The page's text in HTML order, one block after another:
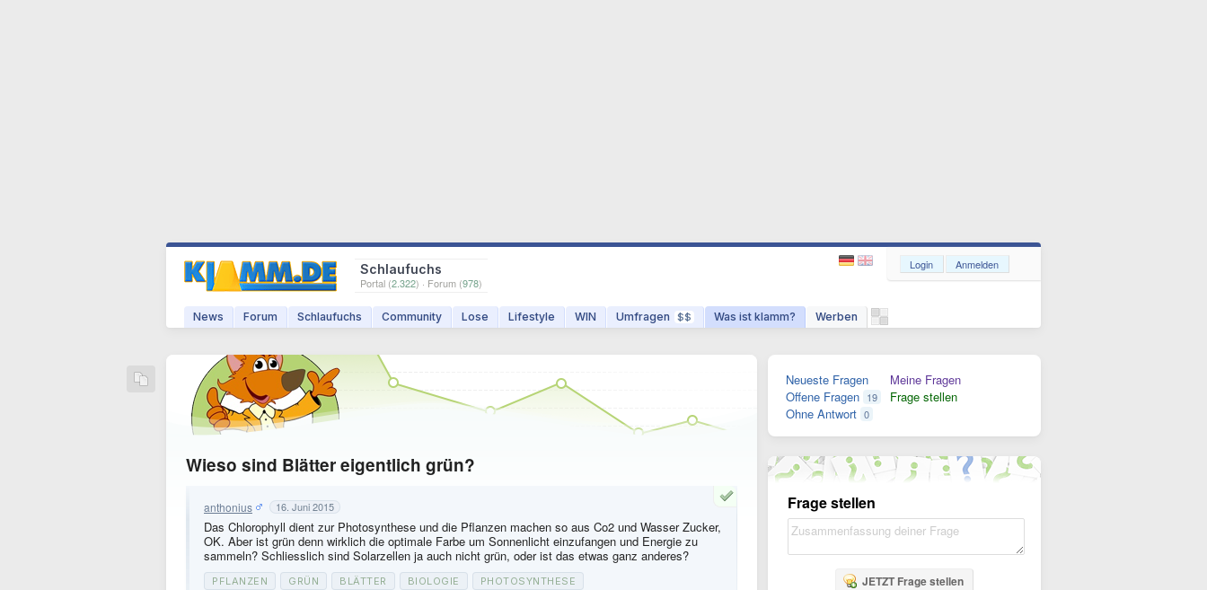
Schlaufuchs
Portal (2.322) · Forum (978)
News Forum Schlaufuchs Community Lose Lifestyle WIN Umfragen $$ Was ist klamm? Werben
Login Anmelden
Wieso sind Blätter eigentlich grün?
anthonius 16. Juni 2015
Das Chlorophyll dient zur Photosynthese und die Pflanzen machen so aus Co2 und Wasser Zucker,
OK. Aber ist grün denn wirklich die optimale Farbe um Sonnenlicht einzufangen und Energie zu
sammeln? Schliesslich sind Solarzellen ja auch nicht grün, oder ist das etwas ganz anderes?
PFLANZEN GRÜN BLÄTTER BIOLOGIE PHOTOSYNTHESE
Neueste Fragen
Offene Fragen 19
Ohne Antwort 0
Meine Fragen
Frage stellen
Frage stellen
JETZT Frage stellen